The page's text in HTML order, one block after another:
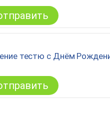
тестю с Днём